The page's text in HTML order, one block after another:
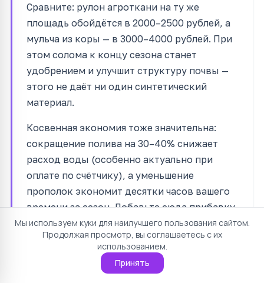
Сравните: рулон агроткани на ту же
площадь обойдётся в 2000–2500 рублей, а
мульча из коры — в 3000–4000 рублей. При
этом солома к концу сезона станет
удобрением и улучшит структуру почвы —
этого не даёт ни один синтетический
материал.
Косвенная экономия тоже значительна:
сокращение полива на 30–40% снижает
расход воды (особенно актуально при
оплате по счётчику), а уменьшение
прополок экономит десятки часов вашего
времени за сезон. Добавьте сюда прибавку
урожая за счёт лучшей
влагообеспеченности — и мульчирование
соломой становится одним из самых
выгодных приёмов в огороде.
Мы используем куки для наилучшего пользования сайтом.
Продолжая просмотр, вы соглашаетесь с их
использованием.
Принять